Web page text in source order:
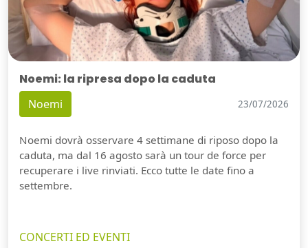
Noemi: la ripresa dopo la caduta
Noemi 23/07/2026
Noemi dovrà osservare 4 settimane di riposo dopo la
caduta, ma dal 16 agosto sarà un tour de force per
recuperare i live rinviati. Ecco tutte le date fino a
settembre.
CONCERTI ED EVENTI